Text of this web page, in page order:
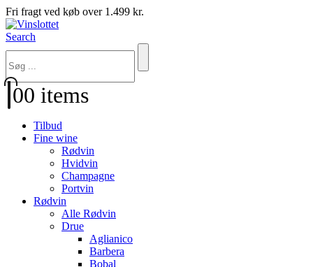
Fri fragt ved køb over 1.499 kr.
Search
00 items
Tilbud
Fine wine
Rødvin
Hvidvin
Champagne
Portvin
Rødvin
Alle Rødvin
Drue
Aglianico
Barbera
Bobal